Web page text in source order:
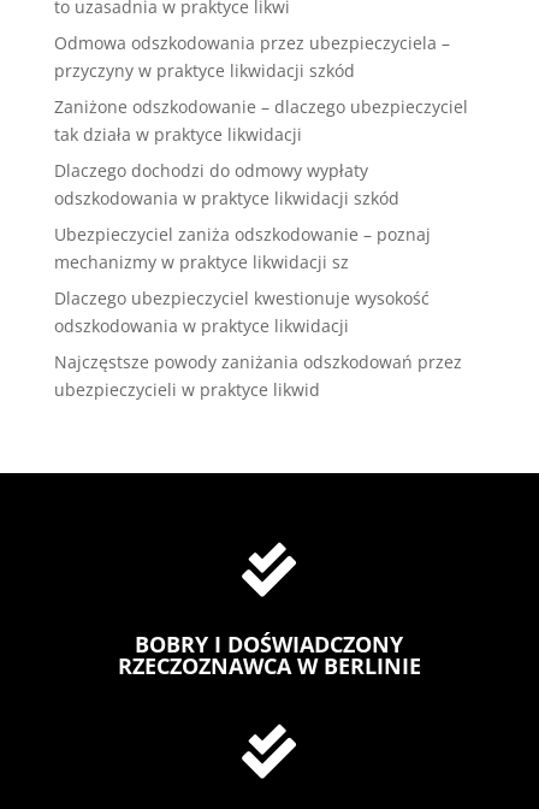
to uzasadnia w praktyce likwi
Odmowa odszkodowania przez ubezpieczyciela –
przyczyny w praktyce likwidacji szkód
Zaniżone odszkodowanie – dlaczego ubezpieczyciel
tak działa w praktyce likwidacji
Dlaczego dochodzi do odmowy wypłaty
odszkodowania w praktyce likwidacji szkód
Ubezpieczyciel zaniża odszkodowanie – poznaj
mechanizmy w praktyce likwidacji sz
Dlaczego ubezpieczyciel kwestionuje wysokość
odszkodowania w praktyce likwidacji
Najczęstsze powody zaniżania odszkodowań przez
ubezpieczycieli w praktyce likwid

BOBRY I DOŚWIADCZONY
RZECZOZNAWCA W BERLINIE
